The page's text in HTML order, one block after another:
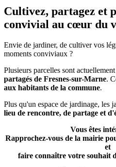
Cultivez, partagez et
convivial au cœur du
Envie de jardiner, de cultiver vos
moments conviviaux ?
Plusieurs parcelles sont
partagés de Fresnes-sur-Marne.
aux habitants de la commune.
Plus qu'un espace de jardinage, les
lieu de rencontre, de partage et
Vous êtes
Rapprochez-vous de la mairie
et
faire connaître votre souhait